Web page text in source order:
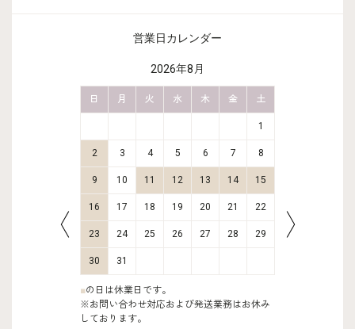
営業日カレンダー
2026年8月
日 月 火 水 木 金 土
1
2 3 4 5 6 7 8
9 10 11 12 13 14 15
16 17 18 19 20 21 22
23 24 25 26 27 28 29
30 31
■の日は休業日です。
※お問い合わせ対応および発送業務はお休み
しております。